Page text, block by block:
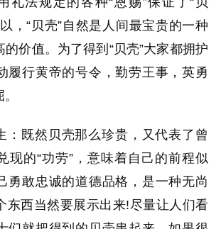
，“贝壳”自然是人间最宝贵的一种
的价值。为了得到“贝壳”大家都拥护
履行黄帝的号令，勤劳王事，英勇
：既然贝壳那么珍贵，又代表了曾
现的“功劳”，意味着自己的前程似
勇敢忠诚的道德品格，是一种无尚
东西当然要展示出来!尽量让人们看